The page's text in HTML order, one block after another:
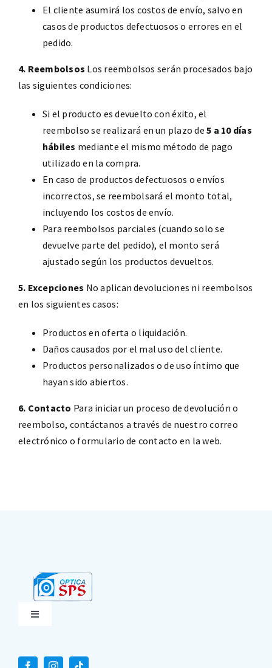
El cliente asumirá los costos de envío, salvo en
casos de productos defectuosos o errores en el
pedido.
4. Reembolsos Los reembolsos serán procesados bajo
las siguientes condiciones:
Si el producto es devuelto con éxito, el
reembolso se realizará en un plazo de5 a 10 días
hábiles mediante el mismo método de pago
utilizado en la compra.
En caso de productos defectuosos o envíos
incorrectos, se reembolsará el monto total,
incluyendo los costos de envío.
Para reembolsos parciales (cuando solo se
devuelve parte del pedido), el monto será
ajustado según los productos devueltos.
5. Excepciones No aplican devoluciones ni reembolsos
en los siguientes casos:
Productos en oferta o liquidación.
Daños causados por el mal uso del cliente.
Productos personalizados o de uso íntimo que
hayan sido abiertos.
6. Contacto Para iniciar un proceso de devolución o
reembolso, contáctanos a través de nuestro correo
electrónico o formulario de contacto en la web.
Toggle